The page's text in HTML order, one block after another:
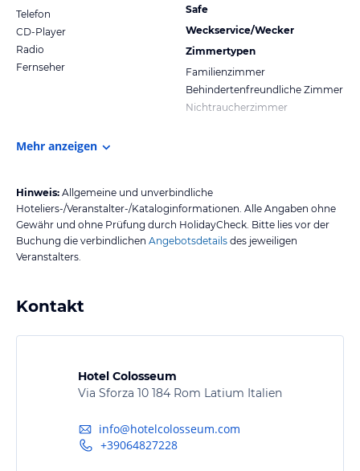
Telefon
CD-Player
Radio
Fernseher
Safe
Weckservice/Wecker
Zimmertypen
Familienzimmer
Behindertenfreundliche Zimmer
Nichtraucherzimmer
Mehr anzeigen
Hinweis: Allgemeine und unverbindliche
Hoteliers-/Veranstalter-/Kataloginformationen. Alle Angaben ohne
Gewähr und ohne Prüfung durch HolidayCheck. Bitte lies vor der
Buchung die verbindlichen Angebotsdetails des jeweiligen
Veranstalters.
Kontakt
Hotel Colosseum
Via Sforza 10 184 Rom Latium Italien
info@hotelcolosseum.com
+39064827228